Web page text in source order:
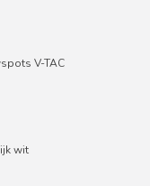
V-TAC
wit